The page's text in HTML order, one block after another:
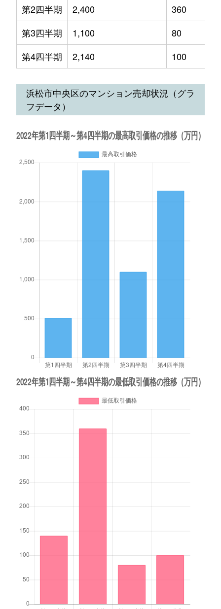
第2四半期 2,400
360
第3四半期
1,100
80
第4四半期
2,140 100
浜松市中央区のマンション売却状況（グラ
フデータ）